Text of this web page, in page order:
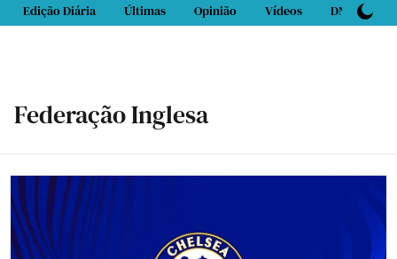
Edição Diária Últimas Opinião Vídeos DN Sport
Federação Inglesa